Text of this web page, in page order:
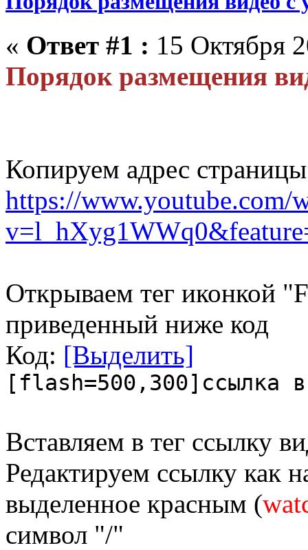
« Ответ #1 : 15 Октября
Порядок размещения
Копируем адрес
https://www.youtube.com/
Открываем тег иконкой
приведенный ниже код
Код: [Выделить]
[flash=500,300]ссылка
Вставляем в тег ссылку
Редактируем ссылку как
выделенное красным (
символ "/"